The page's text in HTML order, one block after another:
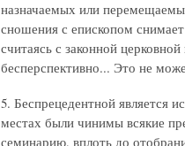
назначаемых или
сношения с епископом
считаясь с законной
бесперспективно... Это не
5. Беспрецедентной является
местах были чинимы всякие
семинарию, вплоть до